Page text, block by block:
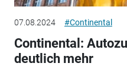
07.08.2024 #Continental
Continental:
deutlich mehr